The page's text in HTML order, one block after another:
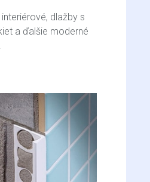
dlažby s
a ďalšie moderné